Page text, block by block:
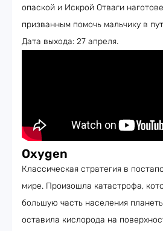
опаской и Искрой Отваги
призванным помочь мальчику в
Дата выхода: 27 апреля.
Oxygen
Классическая стратегия в
мире. Произошла катастрофа,
большую часть населения
оставила кислорода на